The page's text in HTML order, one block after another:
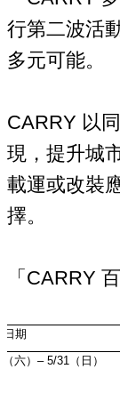
行第二波活
多元可能。
CARRY 以
現，提升城
載運或改裝
擇。
「CARRY
日期
（六）– 5/31 （日）